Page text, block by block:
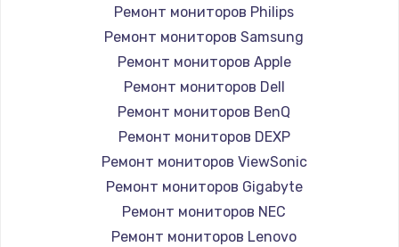
Ремонт мониторов Philips
Ремонт мониторов Samsung
Ремонт мониторов Apple
Ремонт мониторов Dell
Ремонт мониторов BenQ
Ремонт мониторов DEXP
Ремонт мониторов ViewSonic
Ремонт мониторов Gigabyte
Ремонт мониторов NEC
Ремонт мониторов Lenovo